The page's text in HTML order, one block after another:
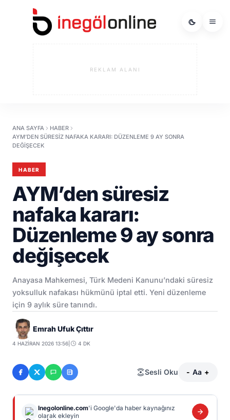
REKLAM ALANI
ANA SAYFA
HABER
AYM’DEN SÜRESIZ NAFAKA KARARI: DÜZENLEME 9 AY SONRA
DEĞIŞECEK
HABER
AYM’den süresiz
nafaka kararı:
Düzenleme 9 ay sonra
değişecek
Anayasa Mahkemesi, Türk Medeni Kanunu’ndaki süresiz
yoksulluk nafakası hükmünü iptal etti. Yeni düzenleme
için 9 aylık süre tanındı.
Emrah Ufuk Çıttır
4 HAZIRAN 2026 13:56 4 DK
Sesli Oku - Aa +
Inegolonline.com'i Google'da haber kaynağınız
olarak ekleyin